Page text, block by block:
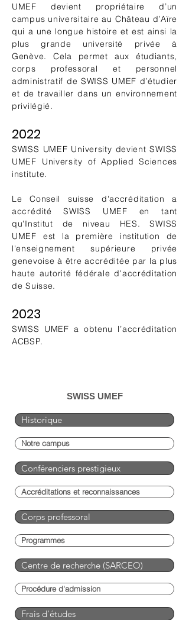
UMEF devient propriétaire d’un
campus universitaire au Château d’Aïre
qui a une longue histoire et est ainsi la
plus grande université privée à
Genève. Cela permet aux étudiants,
corps professoral et personnel
administratif de SWISS UMEF d’étudier
et de travailler dans un environnement
privilégié.
2022
SWISS UMEF University devient SWISS
UMEF University of Applied Sciences
institute.
Le Conseil suisse d'accréditation a
accrédité SWISS UMEF en tant
qu'Institut de niveau HES. SWISS
UMEF est la première institution de
l'enseignement supérieure privée
genevoise à être accréditée par la plus
haute autorité fédérale d'accréditation
de Suisse.
2023
SWISS UMEF a obtenu l’accréditation
ACBSP.
SWISS UMEF
Historique
Notre campus
Conférenciers prestigieux
Accréditations et reconnaissances
Corps professoral
Programmes
Centre de recherche (SARCEO)
Procédure d'admission
Frais d'études